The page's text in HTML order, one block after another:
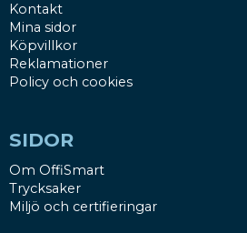
Kontakt
Mina sidor
Köpvillkor
Reklamationer
Policy och cookies
SIDOR
Om OffiSmart
Trycksaker
Miljö och certifieringar